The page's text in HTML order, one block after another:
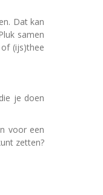
Dat kan
samen
(ijs)thee
je doen
voor een
zetten?